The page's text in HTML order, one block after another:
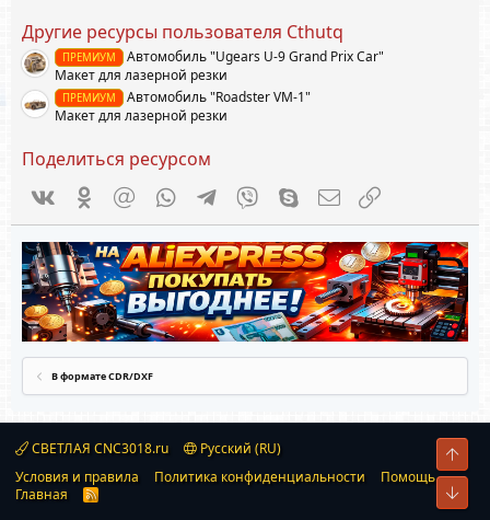
Другие ресурсы пользователя Cthutq
ПРЕМИУМ
Автомобиль "Ugears U-9 Grand Prix Car"
Макет для лазерной резки
ПРЕМИУМ
Автомобиль "Roadster VM-1"
Макет для лазерной резки
Поделиться ресурсом
VkontakteOdnoklassniki
Mail.ru WhatsAppTelegramViber Skype Электронная почта
В формате CDR/DXF
СВЕТЛАЯ CNC3018.ru
Русский (RU)
Условия и правила
Политика конфиденциальности
Помощь
Главная
R
S